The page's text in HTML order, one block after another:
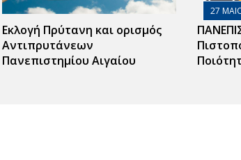
Εκλογή Πρύτανη και ορισμός
Αντιπρυτάνεων
Πανεπιστημίου Αιγαίου
27